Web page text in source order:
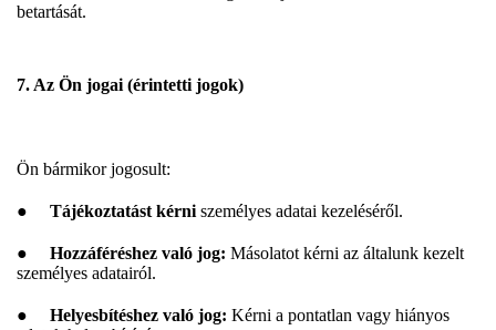
betartását.
7. Az Ön jogai (érintetti jogok)
Ön bármikor jogosult:
● Tájékoztatást kérni személyes adatai kezeléséről.
● Hozzáféréshez való jog: Másolatot kérni az általunk kezelt
személyes adatairól.
● Helyesbítéshez való jog: Kérni a pontatlan vagy hiányos